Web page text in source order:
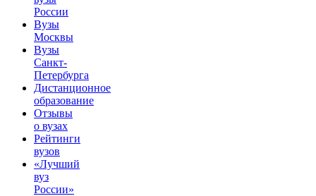
России
Вузы
Москвы
Вузы
Санкт-
Петербурга
Дистанционное
образование
Отзывы
о вузах
Рейтинги
вузов
«Лучший
вуз
России»